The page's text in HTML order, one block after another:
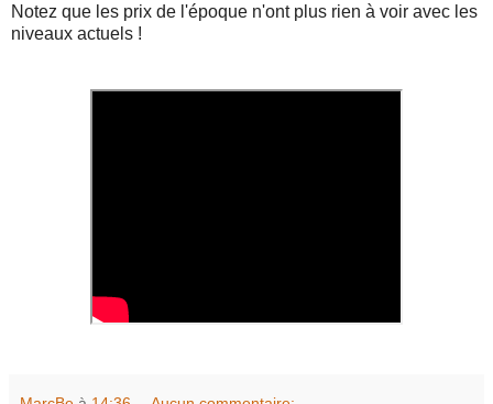
Notez que les prix de l'époque n'ont plus rien à voir avec les
niveaux actuels !